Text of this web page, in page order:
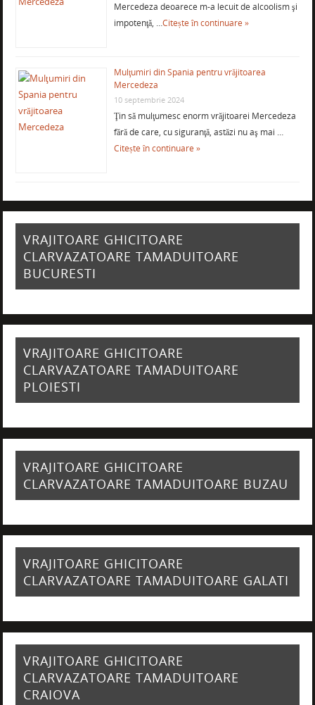
Mercedeza deoarece m-a lecuit de alcoolism şi
impotenţă, …Citește în continuare »
Mulţumiri din Spania pentru vrăjitoarea
Mercedeza
10 septembrie 2024
Ţin să mulţumesc enorm vrăjitoarei Mercedeza
fără de care, cu siguranţă, astăzi nu aş mai …
Citește în continuare »
VRAJITOARE GHICITOARE
CLARVAZATOARE TAMADUITOARE
BUCURESTI
VRAJITOARE GHICITOARE
CLARVAZATOARE TAMADUITOARE
PLOIESTI
VRAJITOARE GHICITOARE
CLARVAZATOARE TAMADUITOARE BUZAU
VRAJITOARE GHICITOARE
CLARVAZATOARE TAMADUITOARE GALATI
VRAJITOARE GHICITOARE
CLARVAZATOARE TAMADUITOARE
CRAIOVA